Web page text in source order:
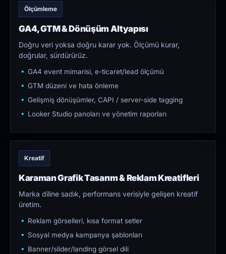
Ölçümleme
GA4, GTM & Dönüşüm Altyapısı
Doğru veri yoksa doğru karar yok. Ölçümü kurar,
doğrular, sürdürürüz.
GA4 event mimarisi, e-ticaret/lead ölçümü
GTM düzeni ve hata önleme
Gelişmiş dönüşümler, CAPI / server-side tagging
Looker Studio panoları ve yönetim raporları
Kreatif
Karaman Grafik Tasarım & Reklam Kreatifleri
Marka diline sadık, performans verisiyle gelişen kreatif
üretim.
Reklam görselleri, kısa format setler
Sosyal medya kampanya şablonları
Banner/slider/landing görsel dili